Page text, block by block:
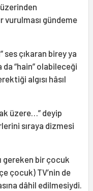
vurulması gündeme
ses çıkaran birey ya
da “hain” olabileceği
algısı hâsıl
üzere…” deyip
sıraya dizmesi
gereken bir çocuk
çocuk) TV’nin de
dâhil edilmesiydi.